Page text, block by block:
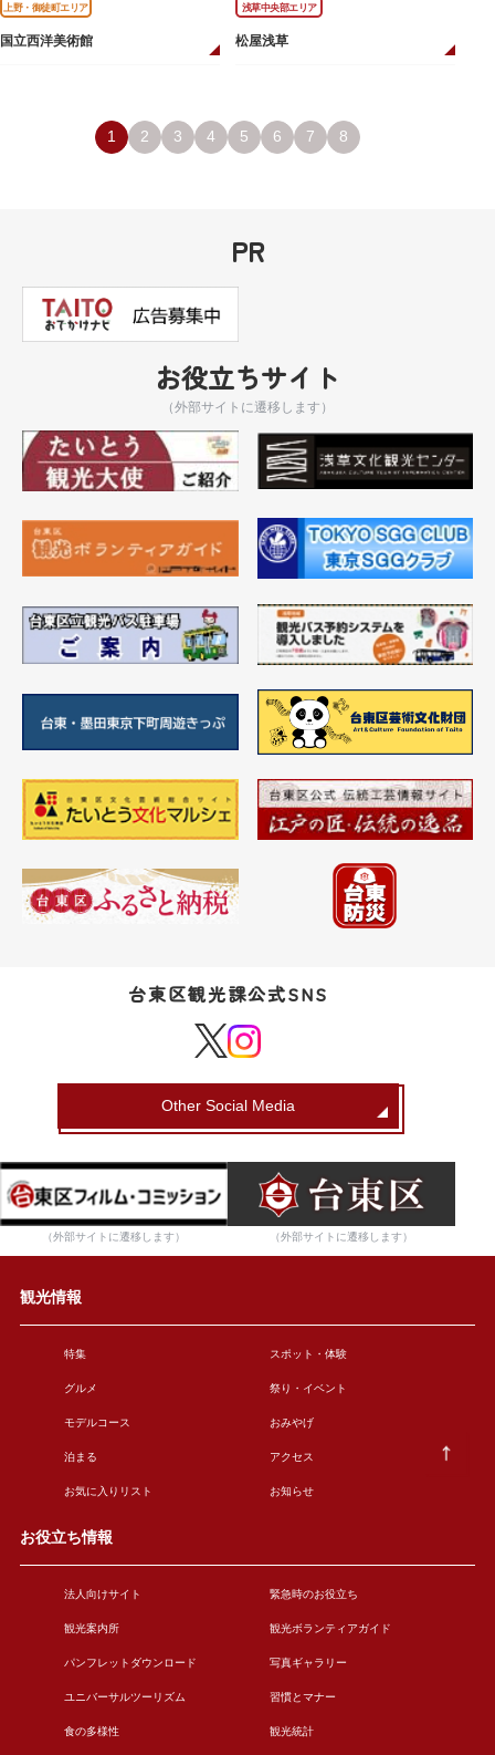
上野・御徒町エリア
国立西洋美術館
浅草中央部エリア
松屋浅草
1 2 3 4 5 6 7 8
PR
お役立ちサイト
（外部サイトに遷移します）
台東区観光課公式SNS
Other Social Media
（外部サイトに遷移します） （外部サイトに遷移します）
観光情報
特集 スポット・体験
グルメ 祭り・イベント
モデルコース おみやげ
泊まる アクセス
お気に入りリスト お知らせ
お役立ち情報
法人向けサイト 緊急時のお役立ち
観光案内所 観光ボランティアガイド
パンフレットダウンロード 写真ギャラリー
ユニバーサルツーリズム 習慣とマナー
食の多様性 観光統計